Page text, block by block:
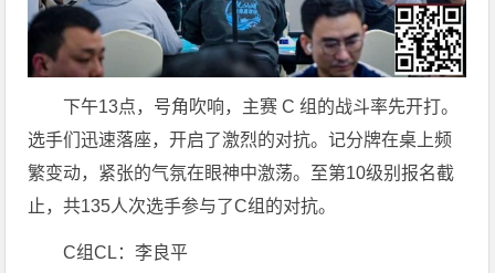
下午13点，号角吹响，主赛 C 组的战斗率先开打。
选手们迅速落座，开启了激烈的对抗。记分牌在桌上频
繁变动，紧张的气氛在眼神中激荡。至第10级别报名截
止，共135人次选手参与了C组的对抗。
C组CL：李良平